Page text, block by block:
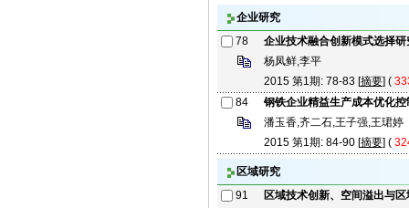
企业研究
78
企业技术融合创新模式选择研
杨凤鲜,李平
2015 第1期: 78-83 [摘要] (
84
钢铁企业精益生产成本优化控
潘玉香,齐二石,王子强,王珺婷
2015 第1期: 84-90 [摘要] (
区域研究
91
区域技术创新、空间溢出与